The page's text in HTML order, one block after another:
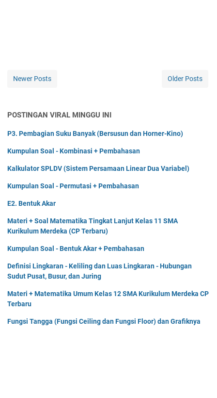
Newer Posts Older Posts
POSTINGAN VIRAL MINGGU INI
P3. Pembagian Suku Banyak (Bersusun dan Horner-Kino)
Kumpulan Soal - Kombinasi + Pembahasan
Kalkulator SPLDV (Sistem Persamaan Linear Dua Variabel)
Kumpulan Soal - Permutasi + Pembahasan
E2. Bentuk Akar
Materi + Soal Matematika Tingkat Lanjut Kelas 11 SMA
Kurikulum Merdeka (CP Terbaru)
Kumpulan Soal - Bentuk Akar + Pembahasan
Definisi Lingkaran - Keliling dan Luas Lingkaran - Hubungan
Sudut Pusat, Busur, dan Juring
Materi + Matematika Umum Kelas 12 SMA Kurikulum Merdeka CP
Terbaru
Fungsi Tangga (Fungsi Ceiling dan Fungsi Floor) dan Grafiknya